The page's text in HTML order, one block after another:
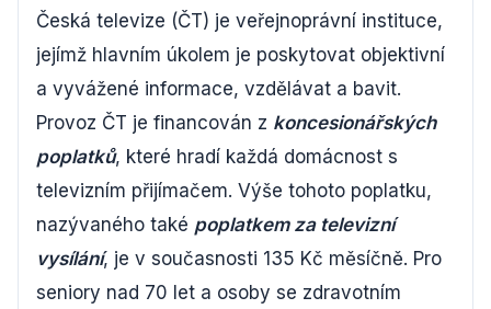
Česká televize (ČT) je veřejnoprávní instituce,
jejímž hlavním úkolem je poskytovat objektivní
a vyvážené informace, vzdělávat a bavit.
Provoz ČT je financován z koncesionářských
poplatků, které hradí každá domácnost s
televizním přijímačem. Výše tohoto poplatku,
nazývaného také poplatkem za televizní
vysílání, je v současnosti 135 Kč měsíčně. Pro
seniory nad 70 let a osoby se zdravotním